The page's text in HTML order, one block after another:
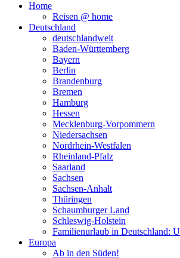
Home
Reisen @ home
Deutschland
deutschlandweit
Baden-Württemberg
Bayern
Berlin
Brandenburg
Bremen
Hamburg
Hessen
Mecklenburg-Vorpommern
Niedersachsen
Nordrhein-Westfalen
Rheinland-Pfalz
Saarland
Sachsen
Sachsen-Anhalt
Thüringen
Schaumburger Land
Schleswig-Holstein
Familienurlaub in Deutschland:
Europa
Ab in den Süden!